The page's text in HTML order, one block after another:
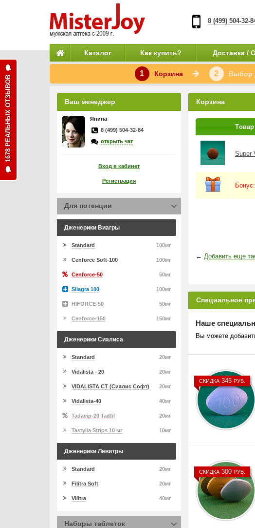
8 (499) 504-32-
Каталог Как купить? Доставка /
1 Корзина 2 Выбор
Корзина
Tовар
Super
Бонус:
← Добавить еще
Специальное
Наше
Вы можете
СКИДКА345 РУБ.
СКИДКА300 РУБ.
Ваш менеджер
Янина
8 (499) 504-32-84
открыть чат
Вход в кабинет
Регистрация
Для потенции
Дженерики Виагры
100мг
Standard
100мг
Cenforce Soft-100
50мг
Cenforce-50
100мг
Silagra 100
50мг
HIFORCE-50
150мг
Cenforce-150
Дженерики Сиалиса
20мг
Standard
20мг
Vidalista - 20
20мг
VIDALISTA CT (Сиалис Софт)
40мг
Vidalista-40
20мг
Tadacip-20 Tadfil
10мг
Tastylia Strips 10 мг
Дженерики Левитры
20мг
Standard
20мг
Filitra Soft
40мг
Vilitra
Наборы таблеток
1678 РЕАЛЬНЫХ ОТЗЫВОВ